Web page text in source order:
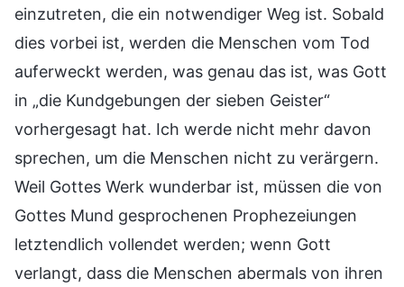
einzutreten, die ein notwendiger Weg ist. Sobald
dies vorbei ist, werden die Menschen vom Tod
auferweckt werden, was genau das ist, was Gott
in „die Kundgebungen der sieben Geister“
vorhergesagt hat. Ich werde nicht mehr davon
sprechen, um die Menschen nicht zu verärgern.
Weil Gottes Werk wunderbar ist, müssen die von
Gottes Mund gesprochenen Prophezeiungen
letztendlich vollendet werden; wenn Gott
verlangt, dass die Menschen abermals von ihren